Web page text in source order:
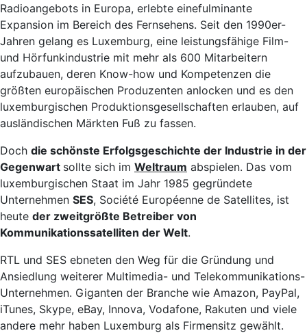
Radioangebots in Europa, erlebte einefulminante
Expansion im Bereich des Fernsehens. Seit den 1990er-
Jahren gelang es Luxemburg, eine leistungsfähige Film-
und Hörfunkindustrie mit mehr als 600 Mitarbeitern
aufzubauen, deren Know-how und Kompetenzen die
größten europäischen Produzenten anlocken und es den
luxemburgischen Produktionsgesellschaften erlauben, auf
ausländischen Märkten Fuß zu fassen.
Doch die schönste Erfolgsgeschichte der Industrie in der
Gegenwart sollte sich im Weltraum abspielen. Das vom
luxemburgischen Staat im Jahr 1985 gegründete
Unternehmen SES, Société Européenne de Satellites, ist
heute der zweitgrößte Betreiber von
Kommunikationssatelliten der Welt.
RTL und SES ebneten den Weg für die Gründung und
Ansiedlung weiterer Multimedia- und Telekommunikations-
Unternehmen. Giganten der Branche wie Amazon, PayPal,
iTunes, Skype, eBay, Innova, Vodafone, Rakuten und viele
andere mehr haben Luxemburg als Firmensitz gewählt.